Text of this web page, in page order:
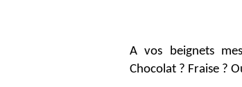
A vos beignets
Chocolat ? Fraise ?